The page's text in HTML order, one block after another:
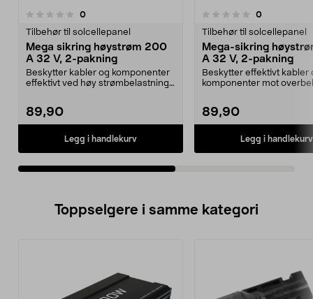
0anmeldelser
Tilbehør til solcellepanel
Mega sikring høystrøm 200
A 32 V, 2-pakning
Beskytter kabler og komponenter
effektivt ved høy strømbelastning.
89,90
Legg i handlekurv
0.0 av 5 stjerner 0anmeldelser
Tilbehør til solcellepanel
Mega-sikring
A 32 V, 2-pakning
Beskytter effektivt kabler
komponenter mot
89,90
Legg i handlekurv
5.0av 5 stjerner
Toppselgere i samme kategori